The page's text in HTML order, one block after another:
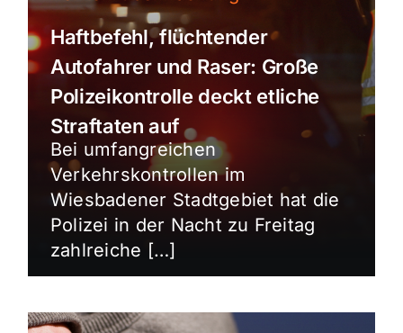
Haftbefehl, flüchtender
Autofahrer und Raser: Große
Polizeikontrolle deckt etliche
Straftaten auf
Bei umfangreichen
Verkehrskontrollen im
Wiesbadener Stadtgebiet hat die
Polizei in der Nacht zu Freitag
zahlreiche […]